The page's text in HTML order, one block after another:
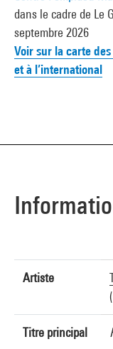
dans le cadre de Le
septembre 2026
Voir sur la carte
et à l’international
Artiste
Titre principal